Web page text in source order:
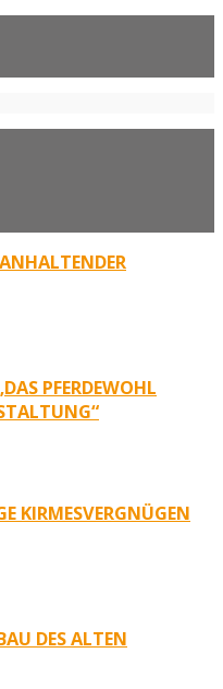
PFERDEWOHL
KIRMESVERGNÜGEN
DES ALTEN